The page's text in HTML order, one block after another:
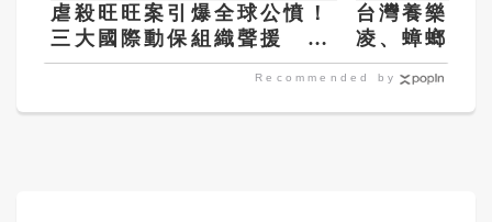
虐殺旺旺案引爆全球公憤！
三大國際動保組織聲援 再
傳男童尋新目標下手
台灣養樂多
凌、蟑螂橫
反被調查罹
Recommended by